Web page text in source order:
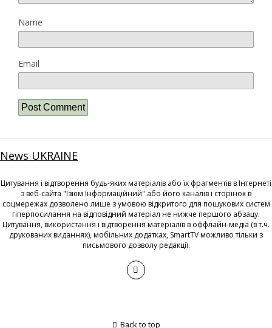
Name
Email
News UKRAINE
Цитування і відтворення будь-яких матеріалів або їх фрагментів в Інтернеті
з веб-сайта "Ізюм Інформаційний" або його каналів і сторінок в
соцмережах дозволено лише з умовою відкритого для пошукових систем
гіперпосилання на відповідний матеріал не нижче першого абзацу.
Цитування, використання і відтворення матеріалів в оффлайн-медіа (в т.ч.
друкованих виданнях), мобільних додатках, SmartTV можливо тільки з
письмового дозволу редакції.
Back to top